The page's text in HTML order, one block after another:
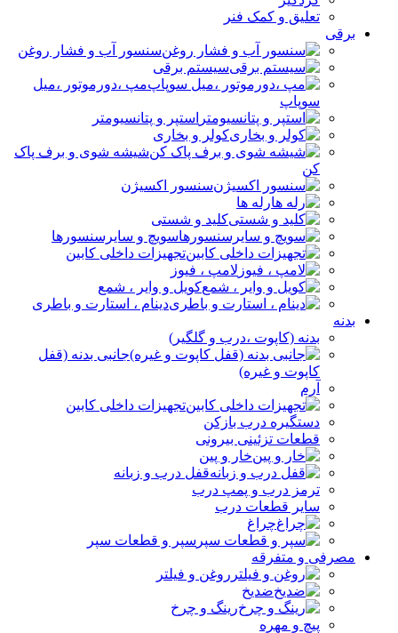
تعلیق و کمک فنر
برقی
سنسور آب و فشار روغن
سیستم برقی
مپ ،دورموتور ،میل
سوپاپ
استپر و پتانسیومتر
کولر و بخاری
شیشه شوی و برف پاک
کن
سنسور اکسیژن
رله ها
کلید و شستی
سویچ و سایرسنسورها
تجهیزات داخلی کابین
لامپ ، فیوز
کویل و وایر ، شمع
دینام ، استارت و باطری
بدنه
بدنه (کاپوت ،درب و گلگیر)
جانبی بدنه (قفل
کاپوت و غیره)
آرم
تجهیزات داخلی کابین
دستگیره درب بازکن
قطعات تزئینی بیرونی
خار و پین
قفل درب و زبانه
ترمز درب و پمپ درب
سایر قطعات درب
چراغ
سپر و قطعات سپر
مصرفی و متفرقه
روغن و فیلتر
ضدیخ
رینگ و چرخ
پیچ و مهره